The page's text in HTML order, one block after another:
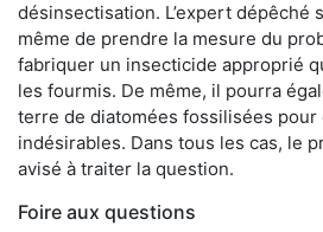
désinsectisation. L’expert dépêché
même de prendre la mesure du
fabriquer un insecticide approprié
les fourmis. De même, il pourra
terre de diatomées fossilisées pour
indésirables. Dans tous les cas, le
avisé à traiter la question.
Foire aux questions